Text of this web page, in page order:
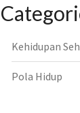
Kehidupan
Pola Hidup